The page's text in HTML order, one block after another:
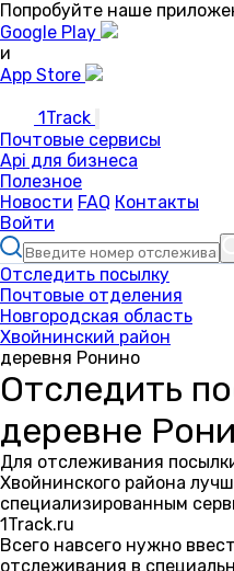
Попробуйте наше
Google Play
и
App Store
1Track
Почтовые сервисы
Api для бизнеса
Полезное
Новости FAQ Контакты
Войти
Отследить посылку
Почтовые отделения
Новгородская область
Хвойнинский район
деревня Ронино
Отследить
деревне
Для отслеживания
Хвойнинского района
специализированным
1Track.ru
Всего навсего нужно
отслеживания в